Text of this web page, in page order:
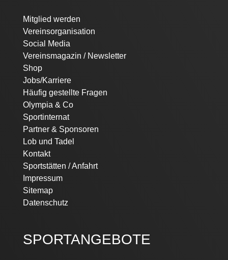
Navigation
überspringen
Mitglied werden
Vereinsorganisation
Social Media
Vereinsmagazin / Newsletter
Shop
Jobs/Karriere
Häufig gestellte Fragen
Olympia & Co
Sportinternat
Partner & Sponsoren
Lob und Tadel
Kontakt
Sportstätten / Anfahrt
Impressum
Sitemap
Datenschutz
SPORTANGEBOTE